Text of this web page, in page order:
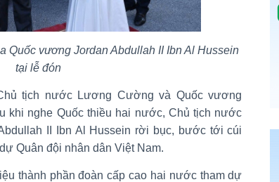
Quốc vương Jordan Abdullah II Ibn Al Hussein
tại lễ đón
tịch nước Lương Cường và Quốc vương
khi nghe Quốc thiều hai nước, Chủ tịch nước
II Ibn Al Hussein rời bục, bước tới cúi
Quân đội nhân dân Việt Nam.
thành phần đoàn cấp cao hai nước tham dự